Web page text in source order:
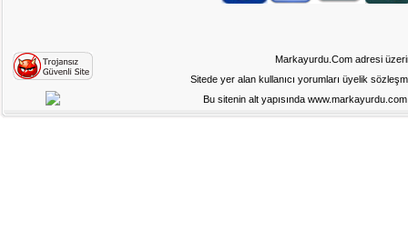
Markayurdu.Com adresi
Sitede yer alan kullanıcı yorumları üyelik
Bu sitenin alt yapısında www.markayurdu.com